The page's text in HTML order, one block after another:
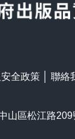
全政策 聯絡
山區松江路209